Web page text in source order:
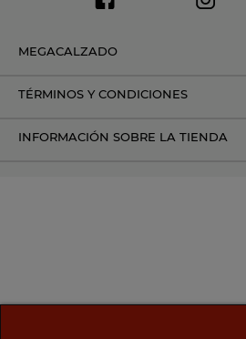
MEGACALZADO
TÉRMINOS Y CONDICIONES
INFORMACIÓN SOBRE LA TIENDA